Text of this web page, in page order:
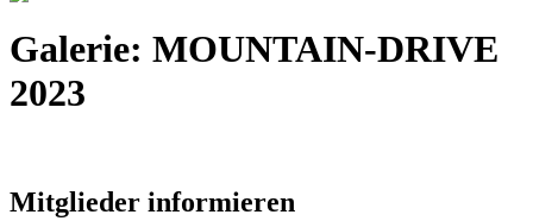
Galerie: MOUNTAIN-DRIVE
2023
Mitglieder informieren